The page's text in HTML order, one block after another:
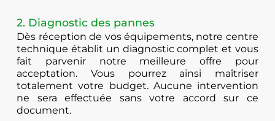
2. Diagnostic des pannes
Dès réception de vos équipements, notre centre
technique établit un diagnostic complet et vous
fait parvenir notre meilleure offre pour
acceptation. Vous pourrez ainsi maîtriser
totalement votre budget. Aucune intervention
ne sera effectuée sans votre accord sur ce
document.